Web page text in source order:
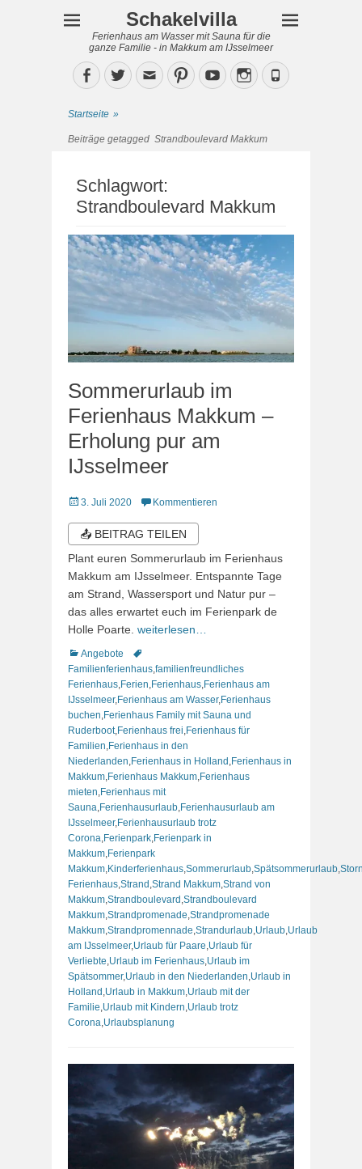
Schakelvilla
Ferienhaus am Wasser mit Sauna für die
ganze Familie - in Makkum am IJsselmeer
Facebook
TwitterEmailPinterestYouTubeInstagram
Phone
Startseite »
Beiträge getagged Strandboulevard Makkum
Schlagwort:
Strandboulevard Makkum
Sommerurlaub im
Ferienhaus Makkum –
Erholung pur am
IJsselmeer
Veröffentlicht
3. Juli 2020 Kommentieren
📤 BEITRAG TEILEN
Plant euren Sommerurlaub im Ferienhaus
Makkum am IJsselmeer. Entspannte Tage
am Strand, Wassersport und Natur pur –
das alles erwartet euch im Ferienpark de
Holle Poarte. weiterlesen…
Kategorien
Angebote
Schlagworte
Familienferienhaus familienfreundliches
Ferienhaus Ferien Ferienhaus Ferienhaus am
IJsselmeer, Ferienhaus am Wasser, Ferienhaus
buchen Ferienhaus Family mit Sauna und
Ruderboot, Ferienhaus frei Ferienhaus für
Familien Ferienhaus in den
Niederlanden Ferienhaus in Holland Ferienhaus in
Makkum Ferienhaus Makkum Ferienhaus
mieten Ferienhaus mit
Sauna Ferienhausurlaub Ferienhausurlaub am
IJsselmeer, Ferienhausurlaub trotz
Corona Ferienpark Ferienpark in
Makkum Ferienpark
Makkum Kinderferienhaus Sommerurlaub Spätsommerurlaub
Ferienhaus Strand Strand Makkum Strand von
Makkum Strandboulevard Strandboulevard
Makkum Strandpromenade Strandpromenade
Makkum Strandpromennade Strandurlaub Urlaub Urlaub
am IJsselmeer, Urlaub für Paare Urlaub für
Verliebte Urlaub im Ferienhaus Urlaub im
Spätsommer, Urlaub in den Niederlanden Urlaub in
Holland Urlaub in Makkum Urlaub mit der
Familie Urlaub mit Kindern Urlaub trotz
Corona Urlaubsplanung